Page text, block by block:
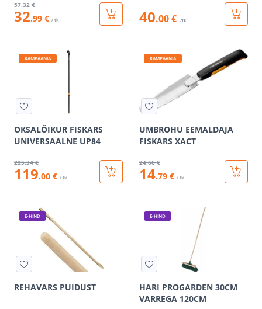
57.32 €
32.99 € / tk 40.00 € /tk
KAMPAANIA
OKSALÕIKUR FISKARS
UNIVERSAALNE UP84
225.34 €
119.00 € / tk
KAMPAANIA
UMBROHU EEMALDAJA
FISKARS XACT
24.66 €
14.79 € / tk
E-HIND
REHAVARS PUIDUST
E-HIND
HARI PROGARDEN 30CM
VARREGA 120CM